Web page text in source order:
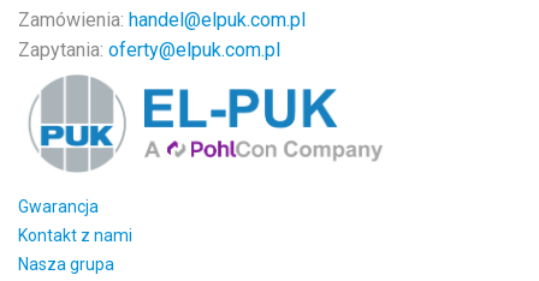
Zamówienia: handel@elpuk.com.pl
Zapytania: oferty@elpuk.com.pl
Gwarancja
Kontakt z nami
Nasza grupa